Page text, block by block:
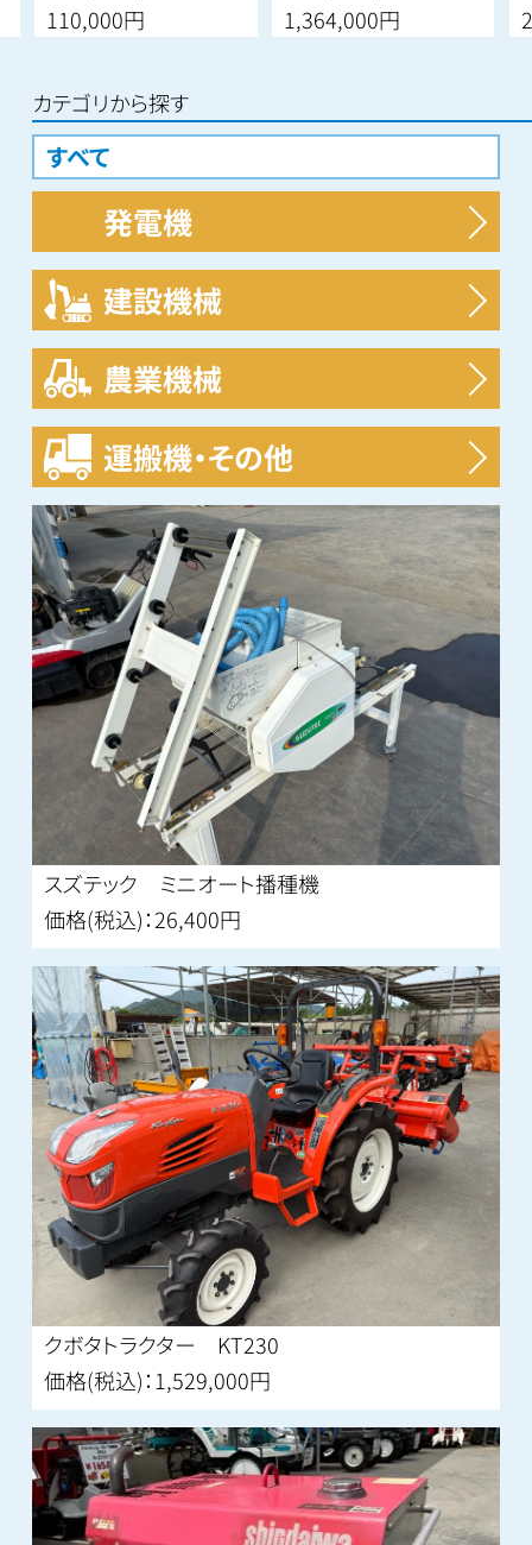
110,000円
1,364,000円
カテゴリから探す
すべて
発電機
すべて建設機械
すべて
ミニユンボ
フォークリフト
農業機械
すべて
作業機
選別計量機
籾摺り機
播種機
発電機
ガソリンエンジン・ポンプ
バインダー
トラクター
コンバイン
耕運機
管理機
テーラー
草刈機
その他
運搬機・その他
すべて
運搬車
スズテック ミニオート播種機
価格(税込)：26,400円
クボタトラクター KT230
価格(税込)：1,529,000円